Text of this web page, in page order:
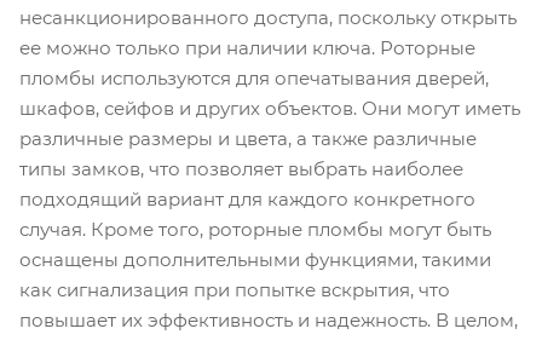
несанкционированного доступа, поскольку открыть
ее можно только при наличии ключа. Роторные
пломбы используются для опечатывания дверей,
шкафов, сейфов и других объектов. Они могут иметь
различные размеры и цвета, а также различные
типы замков, что позволяет выбрать наиболее
подходящий вариант для каждого конкретного
случая. Кроме того, роторные пломбы могут быть
оснащены дополнительными функциями, такими
как сигнализация при попытке вскрытия, что
повышает их эффективность и надежность. В целом,